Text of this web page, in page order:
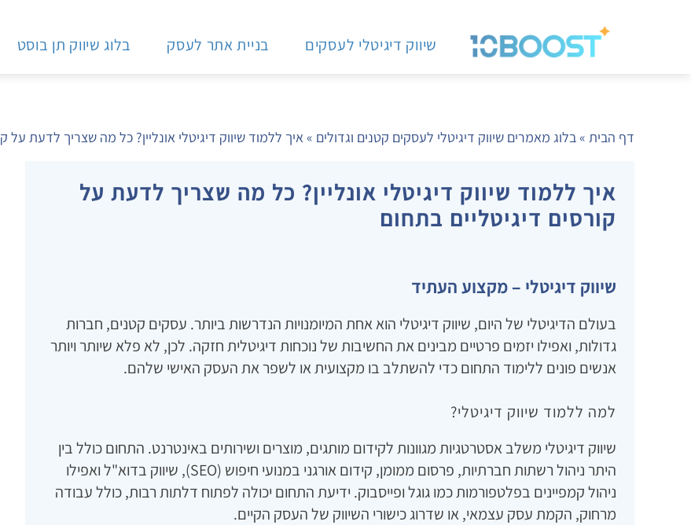
שיווק דיגיטלי לעסקים בניית אתר לעסק בלוג שיווק תן בוסט
דף הבית »בלוג מאמרים שיווק דיגיטלי לעסקים קטנים וגדולים »איך ללמוד שיווק דיגיטלי אונליין? כל מה שצריך לדעת על
איך ללמוד שיווק דיגיטלי אונליין? כל מה שצריך לדעת על
קורסים דיגיטליים בתחום
שיווק דיגיטלי – מקצוע העתיד
בעולם הדיגיטלי של היום, שיווק דיגיטלי הוא אחת המיומנויות הנדרשות ביותר. עסקים קטנים, חברות
גדולות, ואפילו יזמים פרטיים מבינים את החשיבות של נוכחות דיגיטלית חזקה. לכן, לא פלא שיותר ויותר
אנשים פונים ללימוד התחום כדי להשתלב בו מקצועית או לשפר את העסק האישי שלהם.
למה ללמוד שיווק דיגיטלי?
שיווק דיגיטלי משלב אסטרטגיות מגוונות לקידום מותגים, מוצרים ושירותים באינטרנט. התחום כולל בין
היתר ניהול רשתות חברתיות, פרסום ממומן, קידום אורגני במנועי חיפוש (SEO), שיווק בדוא"ל ואפילו
ניהול קמפיינים בפלטפורמות כמו גוגל ופייסבוק. ידיעת התחום יכולה לפתוח דלתות רבות, כולל עבודה
מרחוק, הקמת עסק עצמאי, או שדרוג כישורי השיווק של העסק הקיים.